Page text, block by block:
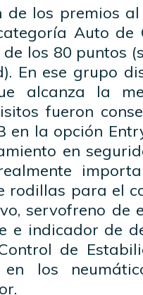
de los premios
Auto de
los 80 puntos
En ese grupo
alcanza la
fueron
en la opción
en
rodillas para el
servofreno de
e indicador de
de
los